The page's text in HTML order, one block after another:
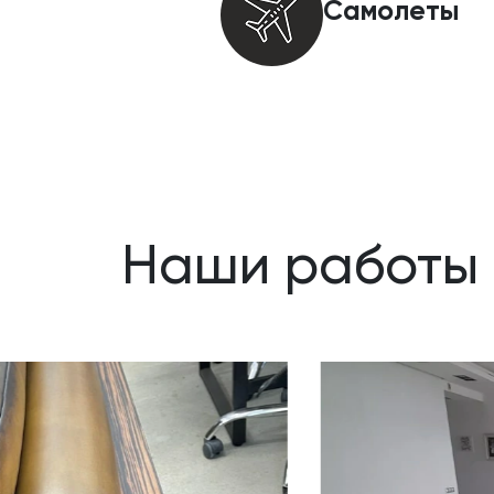
Самолеты
Наши работы